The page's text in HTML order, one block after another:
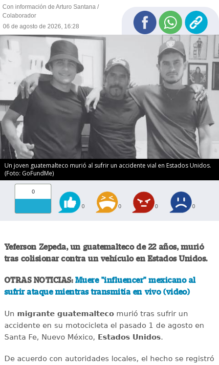
Con información de Arturo Santana /
Colaborador
06 de agosto de 2026, 16:28
Un joven guatemalteco murió al sufrir un accidente vial en Estados Unidos.
(Foto: GoFundMe)
0
0 0 0 0
Yeferson Zepeda, un guatemalteco de 22 años, murió
tras colisionar contra un vehículo en Estados Unidos.
OTRAS NOTICIAS: Muere "influencer" mexicano al
sufrir ataque mientras transmitía en vivo (video)
Un migrante guatemaltecomurió tras sufrir un
accidente en su motocicleta el pasado 1 de agosto en
Santa Fe, Nuevo México, Estados Unidos.
De acuerdo con autoridades locales, el hecho se registró